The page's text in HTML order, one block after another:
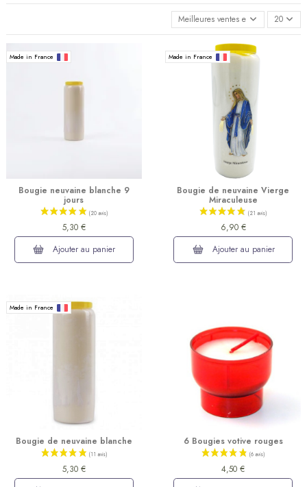
Meilleures ventes en premier
20
Made in France
Bougie neuvaine blanche 9
jours
5,30 €
Ajouter au panier
Made in France
Bougie de neuvaine Vierge
Miraculeuse
6,90 €
Ajouter au panier
Made in France
Bougie de neuvaine blanche
5,30 €
6 Bougies votive rouges
4,50 €